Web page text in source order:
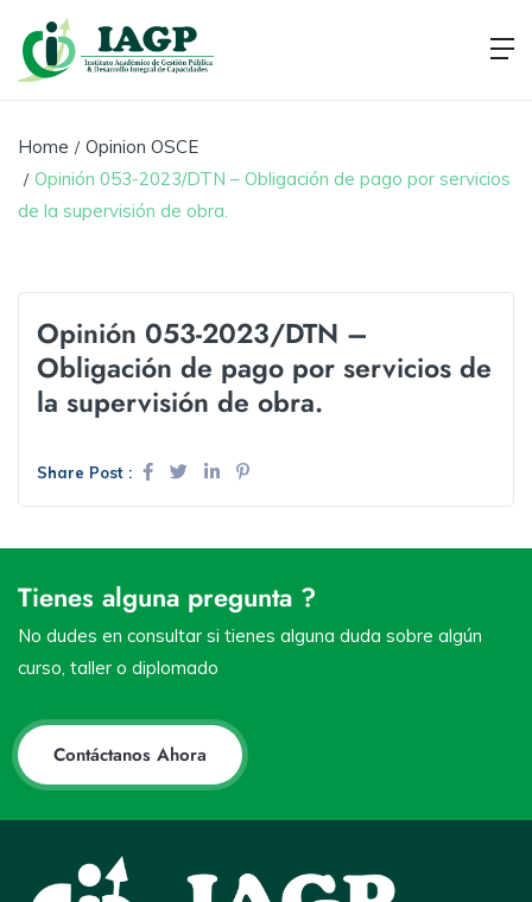
Home
Opinion OSCE
Opinión 053-2023/DTN – Obligación de pago por servicios
de la supervisión de obra.
Opinión 053-2023/DTN –
Obligación de pago por servicios de
la supervisión de obra.
Share Post :
Tienes alguna pregunta ?
No dudes en consultar si tienes alguna duda sobre algún
curso, taller o diplomado
Contáctanos Ahora